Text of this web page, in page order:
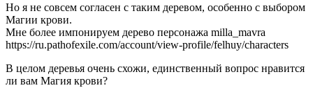
Но я не совсем согласен с таким деревом, особенно с выбором
Магии крови.
Мне более импонируем дерево персонажа milla_mavra
https://ru.pathofexile.com/account/view-profile/felhuy/characters
В целом деревья очень схожи, единственный вопрос нравится
ли вам Магия крови?